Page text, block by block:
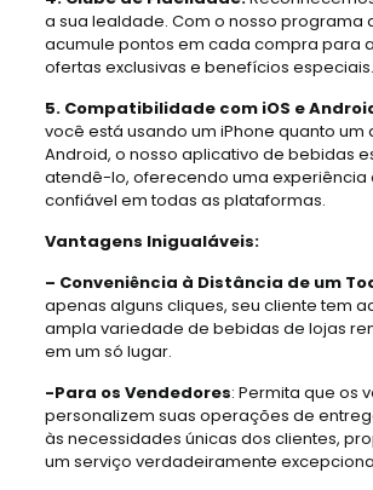
a sua lealdade. Com o nosso programa
acumule pontos em cada compra para
ofertas exclusivas e benefícios especiais.
5. Compatibilidade com iOS e
você está usando um iPhone quanto um
Android, o nosso aplicativo de bebidas
atendê-lo, oferecendo uma experiência
confiável em todas as plataformas.
Vantagens Inigualáveis:
– Conveniência à Distância de um
apenas alguns cliques, seu cliente tem
ampla variedade de bebidas de lojas
em um só lugar.
-Para os Vendedores: Permita que os
personalizem suas operações de
às necessidades únicas dos clientes,
um serviço verdadeiramente